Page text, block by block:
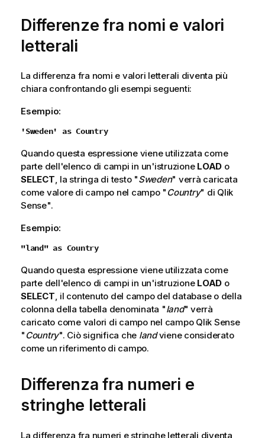
Differenze fra nomi e valori
letterali
La differenza fra nomi e valori letterali diventa più
chiara confrontando gli esempi seguenti:
Esempio:
'Sweden' as Country
Quando questa espressione viene utilizzata come
parte dell'elenco di campi in un'istruzione LOAD o
SELECT, la stringa di testo "Sweden" verrà caricata
come valore di campo nel campo " Country" di Qlik
Sense".
Esempio:
"land" as Country
Quando questa espressione viene utilizzata come
parte dell'elenco di campi in un'istruzione LOAD o
SELECT, il contenuto del campo del database o della
colonna della tabella denominata "land" verrà
caricato come valori di campo nel campo Qlik Sense
" Country". Ciò significa che landviene considerato
come un riferimento di campo.
Differenza fra numeri e
stringhe letterali
La differenza fra numeri e stringhe letterali diventa